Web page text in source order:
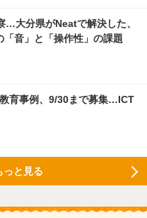
…大分県がNeatで解決した、
「音」と「操作性」の課題
育事例、9/30まで募集…ICT
っと見る